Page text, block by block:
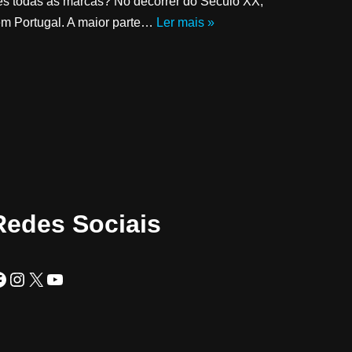
Portugal. A maior parte… Ler mais »
Sociais